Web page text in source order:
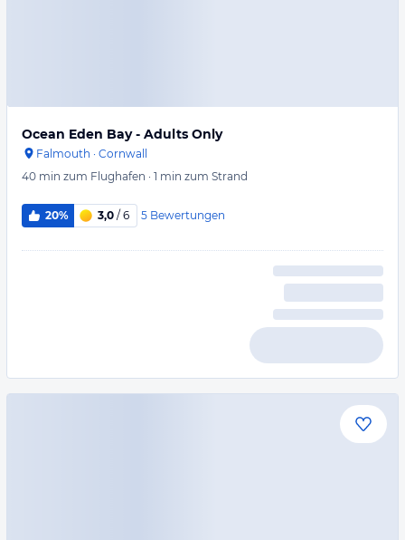
Ocean Eden Bay - Adults Only
Falmouth · Cornwall
40 min zum Flughafen · 1 min zum Strand
20% 3,0 / 6 5 Bewertungen